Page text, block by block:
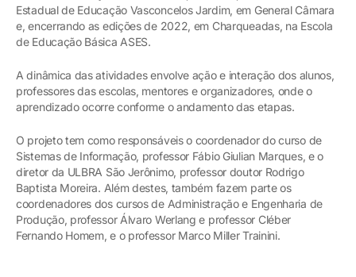
Estadual de Educação Vasconcelos Jardim, em General Câmara
e, encerrando as edições de 2022, em Charqueadas, na Escola
de Educação Básica ASES.
A dinâmica das atividades envolve ação e interação dos alunos,
professores das escolas, mentores e organizadores, onde o
aprendizado ocorre conforme o andamento das etapas.
O projeto tem como responsáveis o coordenador do curso de
Sistemas de Informação, professor Fábio Giulian Marques, e o
diretor da ULBRA São Jerônimo, professor doutor Rodrigo
Baptista Moreira. Além destes, também fazem parte os
coordenadores dos cursos de Administração e Engenharia de
Produção, professor Álvaro Werlang e professor Cléber
Fernando Homem, e o professor Marco Miller Trainini.